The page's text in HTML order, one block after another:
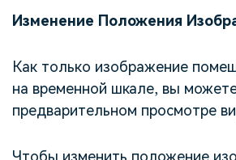
Изменение Положения
Как только изображение
на временной шкале, вы
предварительном просмотре
Чтобы изменить положение